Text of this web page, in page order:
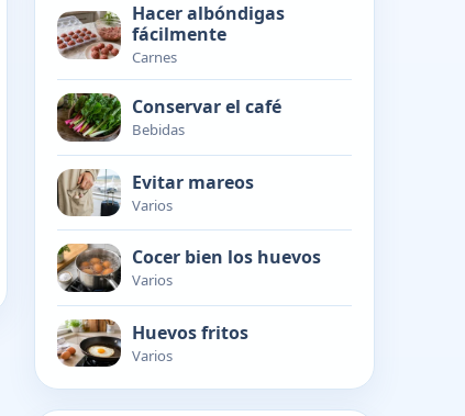
Hacer albóndigas
fácilmente
Carnes
Conservar el café
Bebidas
Evitar mareos
Varios
Cocer bien los huevos
Varios
Huevos fritos
Varios